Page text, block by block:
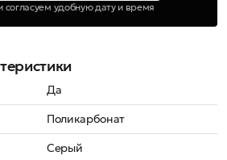
согласуем удобную дату и время
Да
Поликарбонат
Серый